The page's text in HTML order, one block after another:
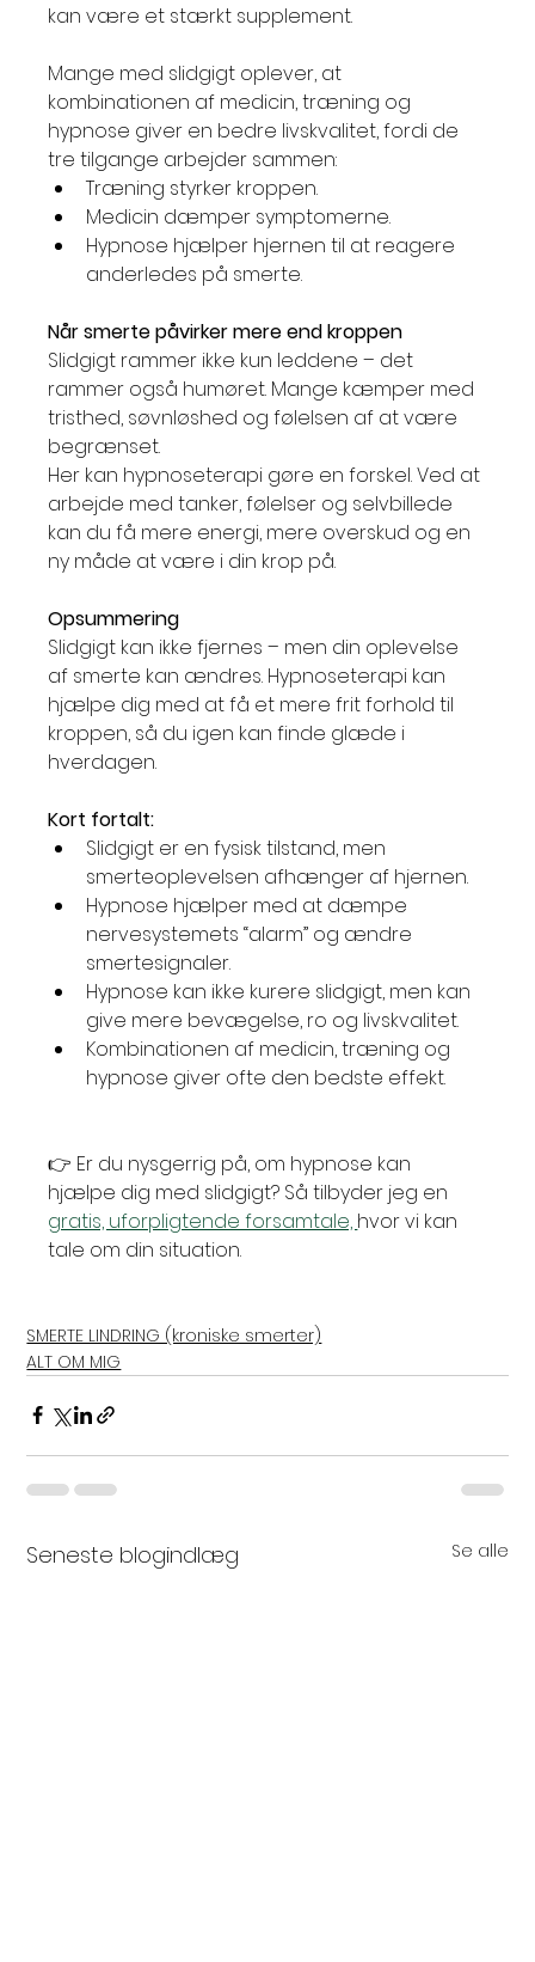
kan være et stærkt supplement.
Mange med slidgigt oplever, at
kombinationen af medicin, træning og
hypnose giver en bedre livskvalitet, fordi de
tre tilgange arbejder sammen:
Træning styrker kroppen.
Medicin dæmper symptomerne.
Hypnose hjælper hjernen til at reagere
anderledes på smerte.
Når smerte påvirker mere end kroppen
Slidgigt rammer ikke kun leddene – det
rammer også humøret. Mange kæmper med
tristhed, søvnløshed og følelsen af at være
begrænset.
Her kan hypnoseterapi gøre en forskel. Ved at
arbejde med tanker, følelser og selvbillede
kan du få mere energi, mere overskud og en
ny måde at være i din krop på.
Opsummering
Slidgigt kan ikke fjernes – men din oplevelse
af smerte kan ændres. Hypnoseterapi kan
hjælpe dig med at få et mere frit forhold til
kroppen, så du igen kan finde glæde i
hverdagen.
Kort fortalt:
Slidgigt er en fysisk tilstand, men
smerteoplevelsen afhænger af hjernen.
Hypnose hjælper med at dæmpe
nervesystemets “alarm” og ændre
smertesignaler.
Hypnose kan ikke kurere slidgigt, men kan
give mere bevægelse, ro og livskvalitet.
Kombinationen af medicin, træning og
hypnose giver ofte den bedste effekt.
👉 Er du nysgerrig på, om hypnose kan
hjælpe dig med slidgigt? Så tilbyder jeg en
gratis, uforpligtende forsamtale, hvor vi kan
tale om din situation.
SMERTE LINDRING (kroniske smerter)
ALT OM MIG
Seneste blogindlæg Se alle